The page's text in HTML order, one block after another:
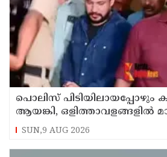
പൊലിസ്
ആയങ്കി, ഒളിത്താവളങ്ങളില്‍
കണ്ണൂരിലെ ക്വട്ടേഷന്‍ നേതാവ്
SUN,9 AUG 2026